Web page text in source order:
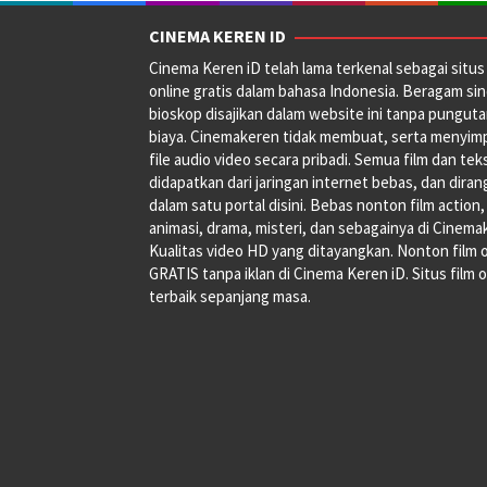
CINEMA KEREN ID
Cinema Keren iD telah lama terkenal sebagai
online gratis dalam bahasa Indonesia. Beragam
bioskop disajikan dalam website ini tanpa
biaya. Cinemakeren tidak membuat, serta
file audio video secara pribadi. Semua film dan
didapatkan dari jaringan internet bebas, dan
dalam satu portal disini. Bebas nonton film action,
animasi, drama, misteri, dan sebagainya di
Kualitas video HD yang ditayangkan. Nonton film
GRATIS tanpa iklan di Cinema Keren iD. Situs film
terbaik sepanjang masa.